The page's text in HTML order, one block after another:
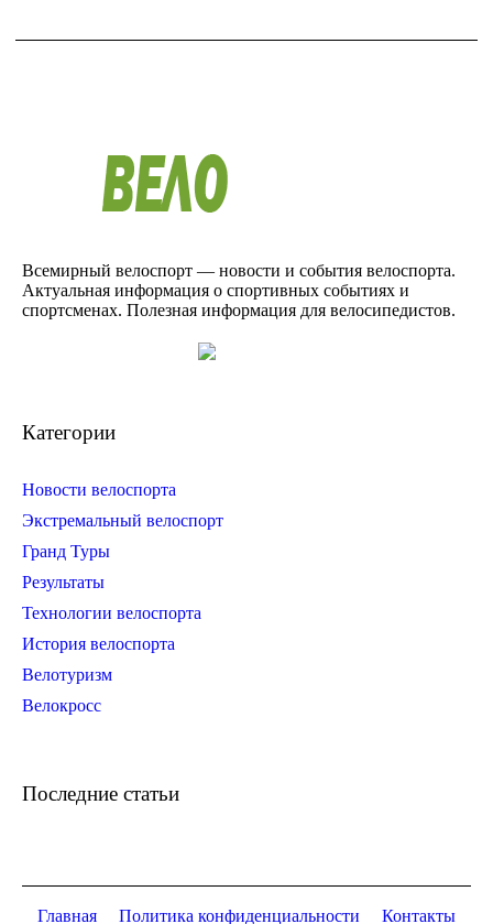
Всемирный велоспорт — новости и события велоспорта.
Актуальная информация о спортивных событиях и
спортсменах. Полезная информация для велосипедистов.
Категории
Новости велоспорта
Экстремальный велоспорт
Гранд Туры
Результаты
Технологии велоспорта
История велоспорта
Велотуризм
Велокросс
Последние статьи
Главная Политика конфиденциальности Контакты